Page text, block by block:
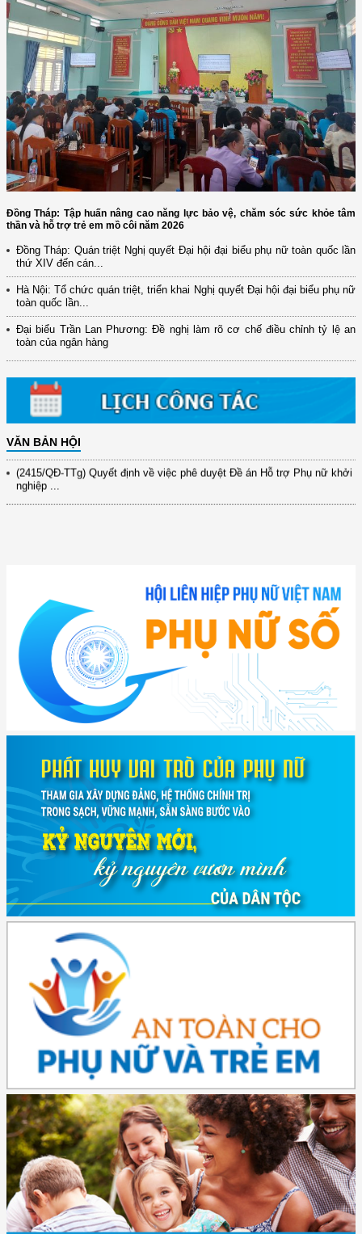
Đồng Tháp: Tập huấn nâng cao năng lực bảo vệ, chăm sóc sức khỏe tâm
thần và hỗ trợ trẻ em mồ côi năm 2026
Đồng Tháp: Quán triệt Nghị quyết Đại hội đại biểu phụ nữ toàn quốc lần
thứ XIV đến cán...
Hà Nội: Tổ chức quán triệt, triển khai Nghị quyết Đại hội đại biểu phụ nữ
toàn quốc lần...
Đại biểu Trần Lan Phương: Đề nghị làm rõ cơ chế điều chỉnh tỷ lệ an
toàn của ngân hàng
VĂN BẢN HỘI
(12/TB-HĐKH) V/v đăng ký, đề xuất nhiệm vụ Khoa học, công nghệ và
đổi mới ...
(898/KH/ĐCT) Kế hoạch thực hiện Quyết định số 2415/QĐ-TTg ngày
(417/QĐ-BNNMT) Quyết định phê duyệt Chương trình mục tiêu quốc gia
xây dựng ...
(891/KH-ĐCT) Kế hoạch thực hiện Nghị quyết số 72-NQ/TW ngày
9/9/2025 của Bộ ...
(2415/QĐ-TTg) Quyết định về việc phê duyệt Đề án Hỗ trợ Phụ nữ khởi
nghiệp ...